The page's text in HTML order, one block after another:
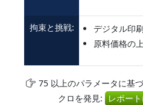
拘束と挑戦:
デジタル印
原料価格の
75 以上のパラメータに基
クロを発見: レポー